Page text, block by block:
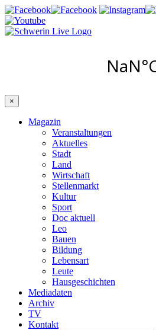
×
Magazin
Veranstaltungen
Aktuelles
Stadt
Land
Wirtschaft
Stellenmarkt
Kultur
Sport
Doc aktuell
Leo
Bauen
Bildung
Lebensart
Leute
Hausgeschichten
Mediadaten
Archiv
TV
Kontakt